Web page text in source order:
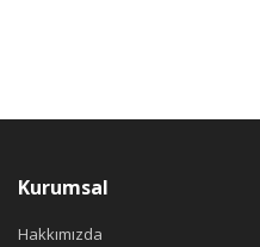
Kurumsal
Hakkımızda